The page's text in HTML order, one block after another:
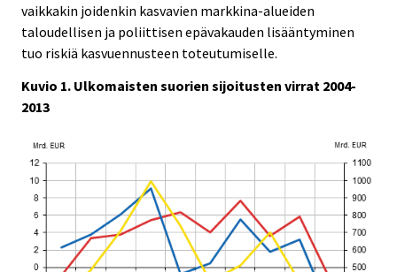
vaikkakin joidenkin kasvavien markkina-alueiden
taloudellisen ja poliittisen epävakauden lisääntyminen
tuo riskiä kasvuennusteen toteutumiselle.
Kuvio 1. Ulkomaisten suorien sijoitusten virrat 2004-
2013